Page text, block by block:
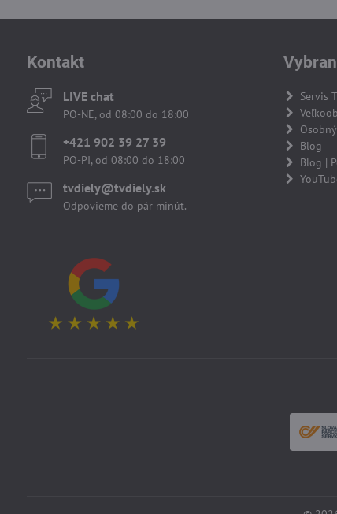
Kontakt
LIVE chat
PO-NE, od 08:00 do 18:00
+421 902 39 27 39
PO-PI, od 08:00 do 18:00
tvdiely​​@tvdiely​​.sk
Odpovieme do pár minút.
Servis
Blog
Blog |